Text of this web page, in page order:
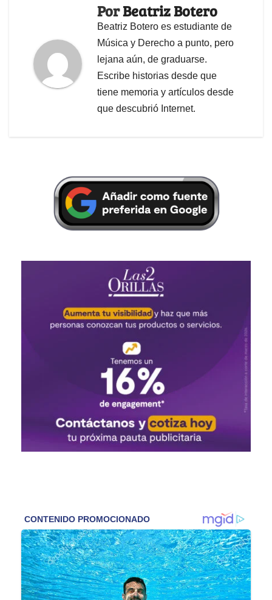
PorBeatriz Botero
Beatriz Botero es estudiante de
Música y Derecho a punto, pero
lejana aún, de graduarse.
Escribe historias desde que
tiene memoria y artículos desde
que descubrió Internet.